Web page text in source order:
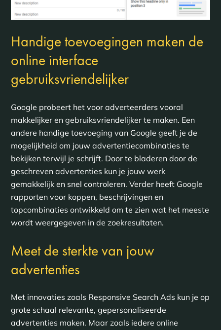
Handige toevoegingen maken de
online interface
gebruiksvriendelijker
Google probeert het voor adverteerders vooral
makkelijker en gebruiksvriendelijker te maken. Een
andere handige toevoeging van Google geeft je de
mogelijkheid om jouw advertentiecombinaties te
bekijken terwijl je schrijft. Door te bladeren door de
geschreven advertenties kun je jouw werk
gemakkelijk en snel controleren. Verder heeft Google
rapporten voor koppen, beschrijvingen en
topcombinaties ontwikkeld om te zien wat het meeste
wordt weergegeven in de zoekresultaten.
Meet de sterkte van jouw
advertenties
Met innovaties zoals Responsive Search Ads kun je op
grote schaal relevante, gepersonaliseerde
advertenties maken. Maar zoals iedere online